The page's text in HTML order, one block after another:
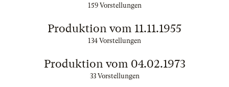
159 Vorstellungen
Produktion vom 11.11.1955
134 Vorstellungen
Produktion vom 04.02.1973
33 Vorstellungen